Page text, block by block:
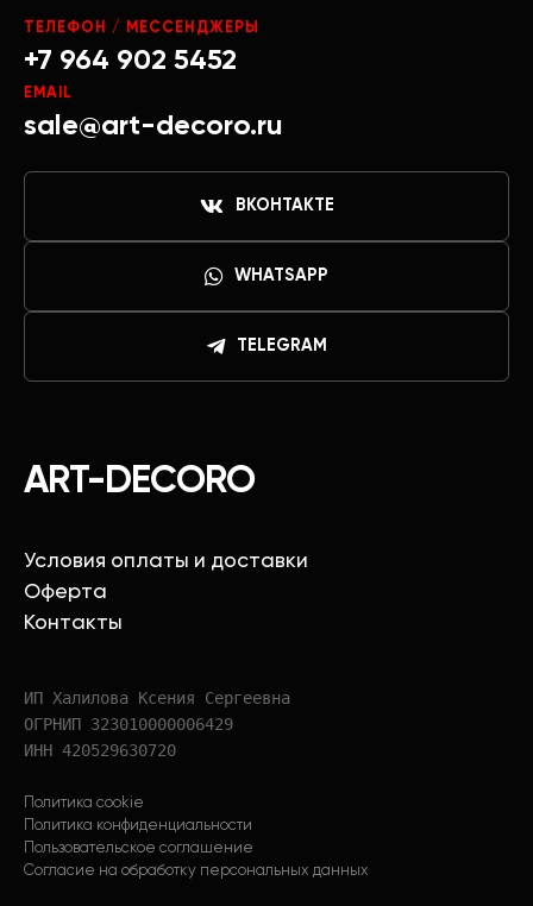
ART-DECORO
Условия оплаты и доставки
Оферта
Контакты
ИП Халилова Ксения Сергеевна
ОГРНИП 323010000006429
ИНН 420529630720
Политика cookie
Политика конфиденциальности
Пользовательское соглашение
Согласие на обработку персональных данных
ТЕЛЕФОН / МЕССЕНДЖЕРЫ
+7 964 902 5452
EMAIL
sale@art-decoro.ru
ВКОНТАКТЕ
WHATSAPP
TELEGRAM